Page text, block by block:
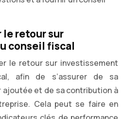
le retour sur
conseil fiscal
le retour sur investissement
afin de s’assurer de sa
ajoutée et de sa contribution à
Cela peut se faire en